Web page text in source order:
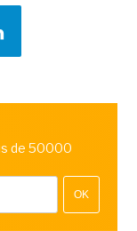
de 50000
OK